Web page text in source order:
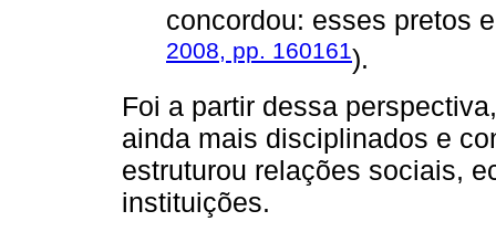
concordou: esses pretos
2008, pp. 160161).
Foi a partir dessa
ainda mais disciplinados e
estruturou relações sociais,
instituições.